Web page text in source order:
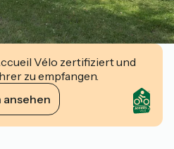
Vélo zertifiziert und
zu empfangen.
ansehen